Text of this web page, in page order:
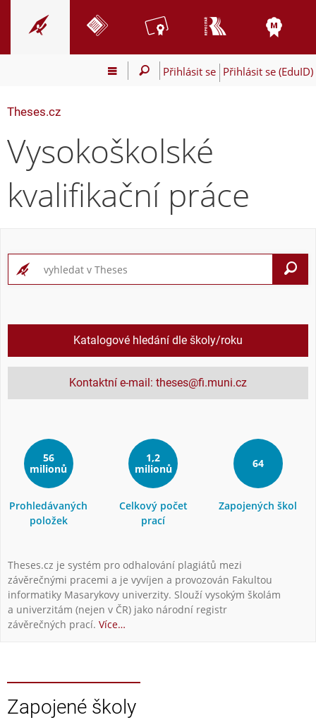
Přihlásit se Přihlásit se (EduID)
Theses.cz
Vysokoškolské
kvalifikační práce
Katalogové hledání dle školy/roku
Kontaktní e-mail: theses@fi.muni.cz
56
milionů
Prohledávaných
položek
1,2
milionů
Celkový počet
prací
64
Zapojených škol
Theses.cz je systém pro odhalování plagiátů mezi
závěrečnými pracemi a je vyvíjen a provozován Fakultou
informatiky Masarykovy univerzity. Slouží vysokým školám
a univerzitám (nejen v ČR) jako národní registr
závěrečných prací. Více…
Zapojené školy